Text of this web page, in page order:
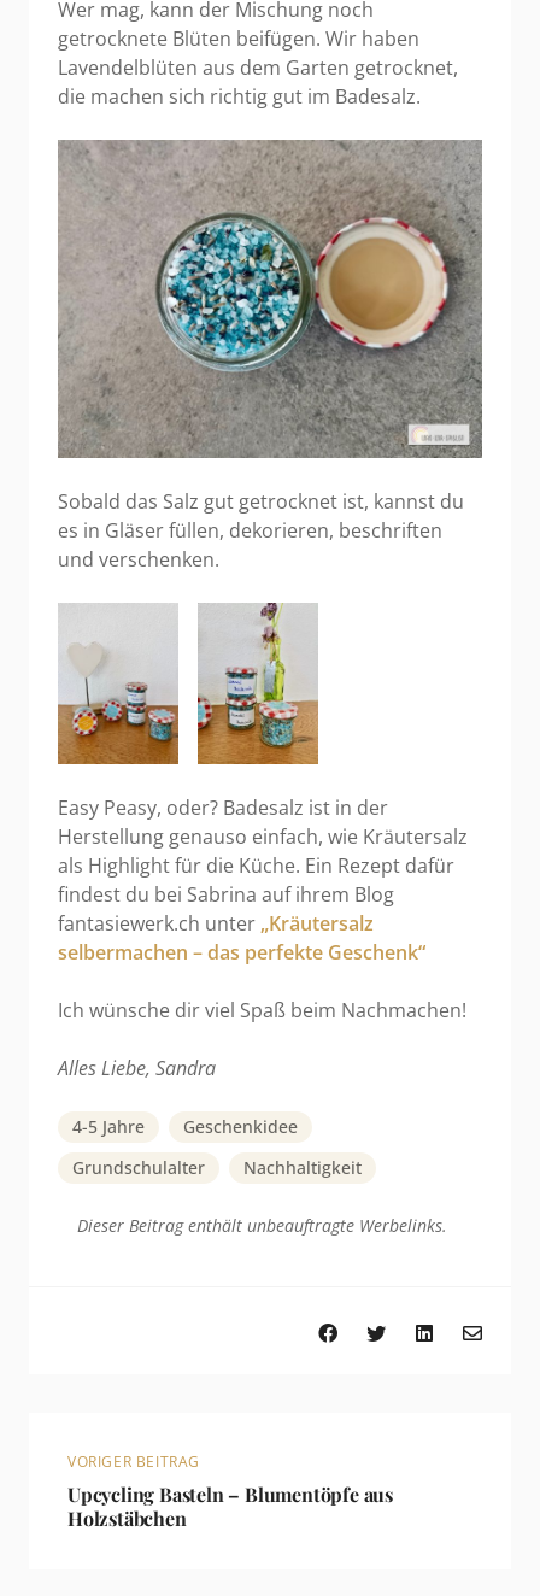
Wer mag, kann der Mischung noch
getrocknete Blüten beifügen. Wir haben
Lavendelblüten aus dem Garten getrocknet,
die machen sich richtig gut im Badesalz.
Sobald das Salz gut getrocknet ist, kannst du
es in Gläser füllen, dekorieren, beschriften
und verschenken.
Easy Peasy, oder? Badesalz ist in der
Herstellung genauso einfach, wie Kräutersalz
als Highlight für die Küche. Ein Rezept dafür
findest du bei Sabrina auf ihrem Blog
fantasiewerk.ch unter „Kräutersalz
selbermachen – das perfekte Geschenk“
Ich wünsche dir viel Spaß beim Nachmachen!
Alles Liebe, Sandra
4-5 Jahre
Geschenkidee
Grundschulalter
Nachhaltigkeit
Dieser Beitrag enthält unbeauftragte Werbelinks.
VORIGER BEITRAG
Upcycling Basteln – Blumentöpfe aus
Holzstäbchen